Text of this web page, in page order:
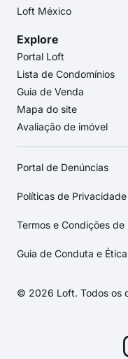
Loft México
Explore
Portal Loft
Lista de Condomínios
Guia de Venda
Mapa do site
Avaliação de imóvel
Portal de Denúncias
Políticas de Privacidade
Termos e Condições de
Guia de Conduta e Ética
© 2026 Loft. Todos os